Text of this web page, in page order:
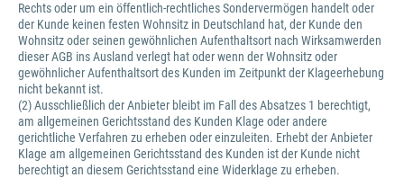
Rechts oder um ein öffentlich-rechtliches Sondervermögen handelt oder
der Kunde keinen festen Wohnsitz in Deutschland hat, der Kunde den
Wohnsitz oder seinen gewöhnlichen Aufenthaltsort nach Wirksamwerden
dieser AGB ins Ausland verlegt hat oder wenn der Wohnsitz oder
gewöhnlicher Aufenthaltsort des Kunden im Zeitpunkt der Klageerhebung
nicht bekannt ist.
(2) Ausschließlich der Anbieter bleibt im Fall des Absatzes 1 berechtigt,
am allgemeinen Gerichtsstand des Kunden Klage oder andere
gerichtliche Verfahren zu erheben oder einzuleiten. Erhebt der Anbieter
Klage am allgemeinen Gerichtsstand des Kunden ist der Kunde nicht
berechtigt an diesem Gerichtsstand eine Widerklage zu erheben.